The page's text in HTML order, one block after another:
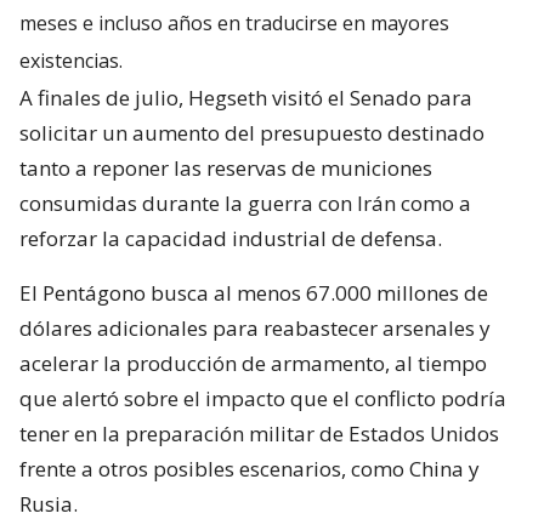
meses e incluso años en traducirse en mayores
existencias.
A finales de julio, Hegseth visitó el Senado para
solicitar un aumento del presupuesto destinado
tanto a reponer las reservas de municiones
consumidas durante la guerra con Irán como a
reforzar la capacidad industrial de defensa.
El Pentágono busca al menos 67.000 millones de
dólares adicionales para reabastecer arsenales y
acelerar la producción de armamento, al tiempo
que alertó sobre el impacto que el conflicto podría
tener en la preparación militar de Estados Unidos
frente a otros posibles escenarios, como China y
Rusia.